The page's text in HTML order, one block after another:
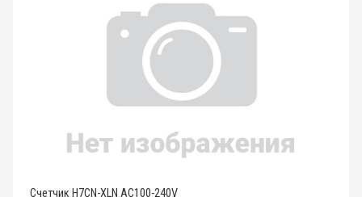
Счетчик H7CN-XLN AC100-240V